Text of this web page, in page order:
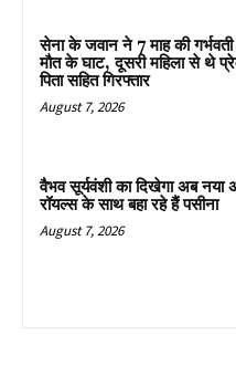
सेना के जवान ने 7 माह की गर्भवती
मौत के घाट, दूसरी महिला से थे
पिता सहित गिरफ्तार
August 7, 2026
वैभव सूर्यवंशी का दिखेगा अब नया
रॉयल्स के साथ बहा रहे हैं पसीना
August 7, 2026